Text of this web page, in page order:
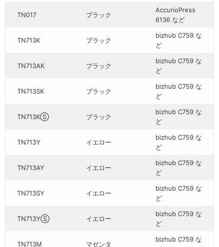
TN017 ブラック
AccurioPress
6136 など
TN713K ブラック
bizhub C759 な
ど
TN713AK ブラック
bizhub C759 な
ど
TN713SK ブラック
bizhub C759 な
ど
TN713KⓈ ブラック
bizhub C759 な
ど
TN713Y イエロー
bizhub C759 な
ど
TN713AY イエロー
bizhub C759 な
ど
TN713SY イエロー
bizhub C759 な
ど
TN713YⓈ イエロー
bizhub C759 な
ど
TN713M マゼンタ
bizhub C759 な